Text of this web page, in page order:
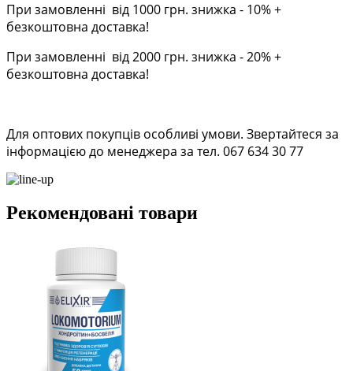
При замовленні від 1000 грн. знижка - 10% +
безкоштовна доставка!
При замовленні від 2000 грн. знижка - 20% +
безкоштовна доставка!
Для оптових покупців особливі умови. Звертайтеся за
інформацією до менеджера за тел. 067 634 30 77
Рекомендовані товари